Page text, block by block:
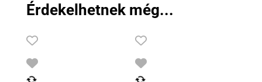
Érdekelhetnek még...